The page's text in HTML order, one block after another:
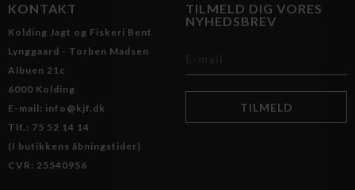
KONTAKT
Kolding Jagt og Fiskeri Bent
Lynggaard - Torben Madsen
Albuen 21c
6000 Kolding
E-mail: info@kjf.dk
Tlf.: 75 52 14 14
(I butikkens åbningstider)
CVR: 25540956
TILMELD DIG VORES
NYHEDSBREV